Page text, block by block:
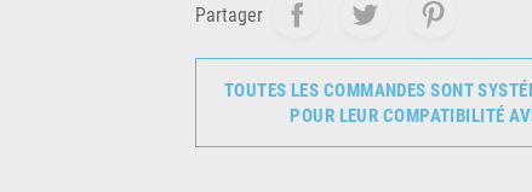
Partager
TOUTES LES COMMANDES SONT
POUR LEUR COMPATIBILITÉ